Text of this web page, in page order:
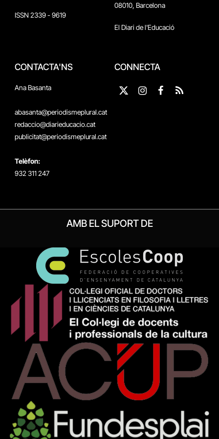
ISSN 2339 - 9619
08010, Barcelona
El Diari de l'Educació
CONTACTA'NS
Ana Basanta
abasanta@periodismeplural.cat
redaccio@diarieducacio.cat
publicitat@periodismeplural.cat
Telèfon:
932 311 247
CONNECTA
X
Instagram
Facebook
RSS
AMB EL SUPORT DE